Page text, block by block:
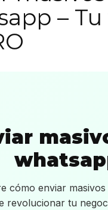
–
cómo enviar
revolucionar tu